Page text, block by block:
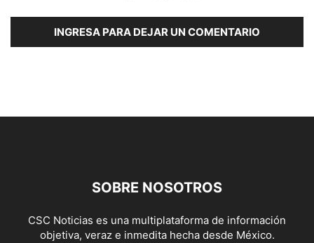
INGRESA PARA DEJAR UN COMENTARIO
SOBRE NOSOTROS
CSC Noticias es una multiplataforma de información
objetiva, veraz e inmedita hecha desde México.